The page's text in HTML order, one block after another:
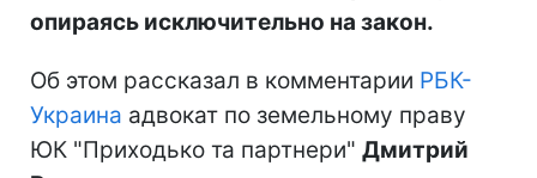
опираясь исключительно на закон.
Об этом рассказал в комментарии РБК-
Украина адвокат по земельному праву
ЮК "Приходько та партнери" Дмитрий